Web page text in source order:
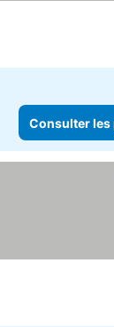
Consulter les